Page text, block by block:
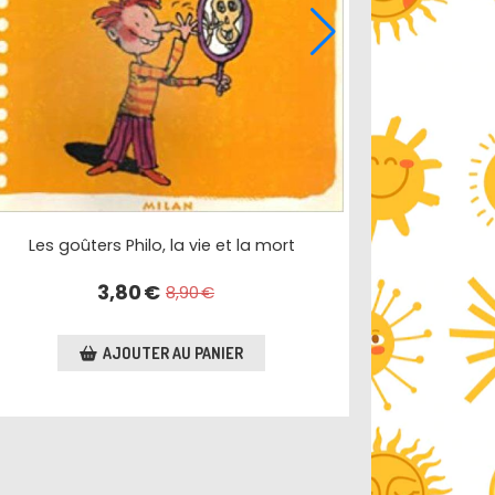
Les goûters Philo, la vie et la mort
3,80€ 8,90€
AJOUTER AU PANIER